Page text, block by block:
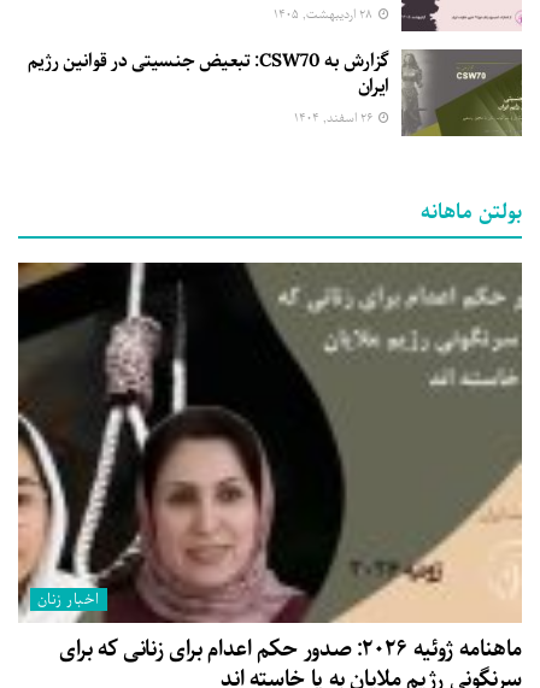
گزارش به CSW70: تبعیض جنسیتی در قوانین رژیم
ایران
بولتن ماهانه
اخبار زنان
ماهنامه ژوئیه ۲۰۲۶: صدور حکم اعدام برای زنانی که برای
سرنگونی رژیم ملایان به پا خاسته اند